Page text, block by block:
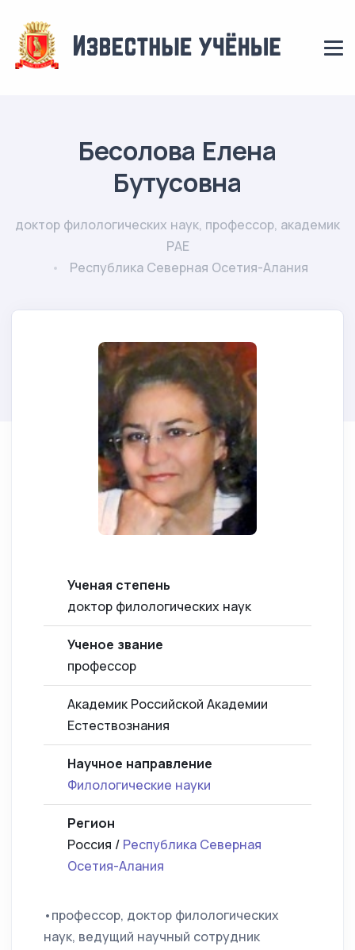
Бесолова Елена
Бутусовна
доктор филологических наук, профессор, академик
РАЕ
Республика Северная Осетия-Алания
Ученая степень
доктор филологических наук
Ученое звание
профессор
Академик Российской Академии
Естествознания
Научное направление
Филологические науки
Регион
Россия / Республика Северная
Осетия-Алания
•профессор, доктор филологических
наук, ведущий научный сотрудник